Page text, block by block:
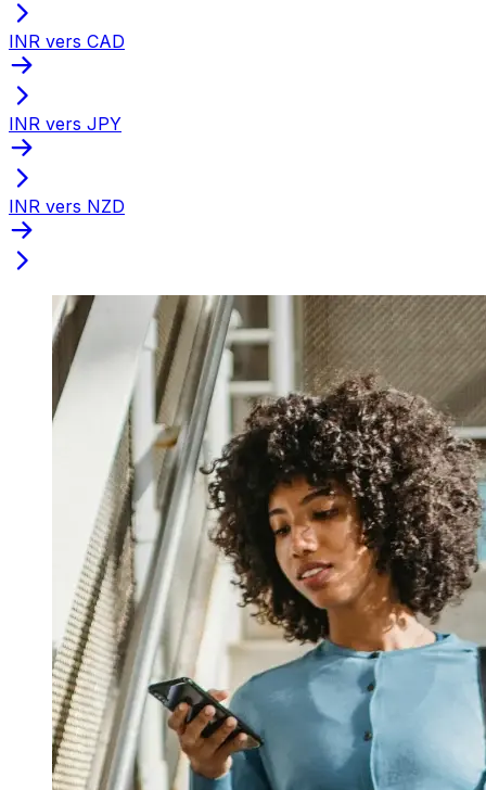
INR vers CAD
INR vers JPY
INR vers NZD